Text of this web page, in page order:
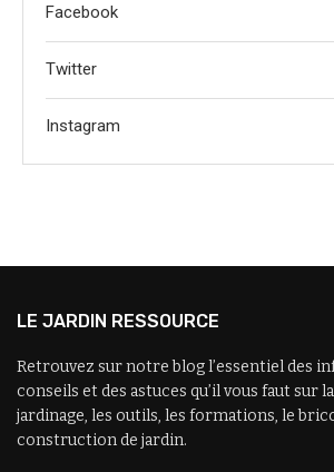
Facebook
Twitter
Instagram
LE JARDIN RESSOURCE
Retrouvez sur notre blog l’essentiel des
conseils et des astuces qu’il vous faut sur
jardinage, les outils, les formations, le
construction de jardin.